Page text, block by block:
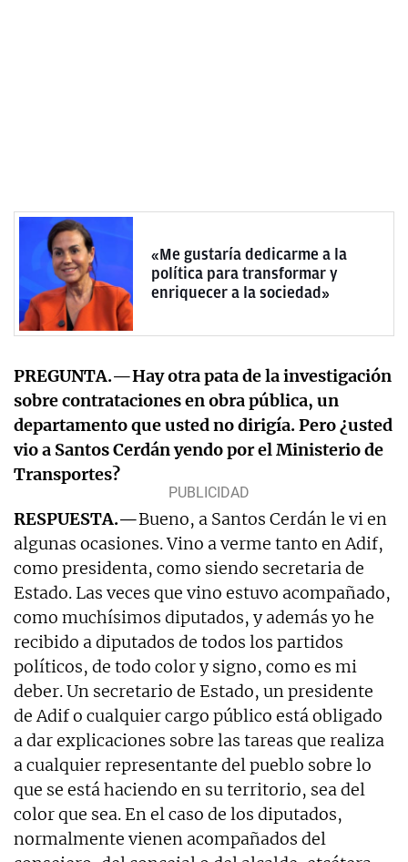
«Me gustaría dedicarme a la
política para transformar y
enriquecer a la sociedad»
PREGUNTA.—Hay otra pata de la investigación
sobre contrataciones en obra pública, un
departamento que usted no dirigía. Pero ¿usted
vio a Santos Cerdán yendo por el Ministerio de
Transportes?
RESPUESTA.—Bueno, a Santos Cerdán le vi en
algunas ocasiones. Vino a verme tanto en Adif,
como presidenta, como siendo secretaria de
Estado. Las veces que vino estuvo acompañado,
como muchísimos diputados, y además yo he
recibido a diputados de todos los partidos
políticos, de todo color y signo, como es mi
deber. Un secretario de Estado, un presidente
de Adif o cualquier cargo público está obligado
a dar explicaciones sobre las tareas que realiza
a cualquier representante del pueblo sobre lo
que se está haciendo en su territorio, sea del
color que sea. En el caso de los diputados,
normalmente vienen acompañados del